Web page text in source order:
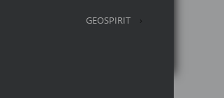
GEOSPIRIT ›